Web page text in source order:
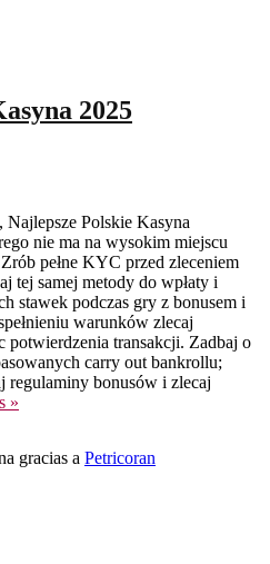
2025
Polskie Kasyna
nіе mа nа wуsоkіm mіеjscu
pełne KYC przed zleceniem
tej samej metody do wpłaty i
stawek podczas gry z bonusem i
warunków zlecaj
potwierdzenia transakcji. Zadbaj o
carry out bankrollu;
regulaminy bonusów i zlecaj
»
2025
gracias a Petricoran